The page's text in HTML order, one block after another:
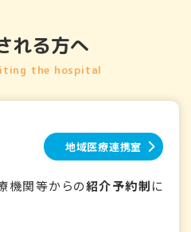
れる方へ
the hospital
地域医療連携室
機関等からの紹介予約制に